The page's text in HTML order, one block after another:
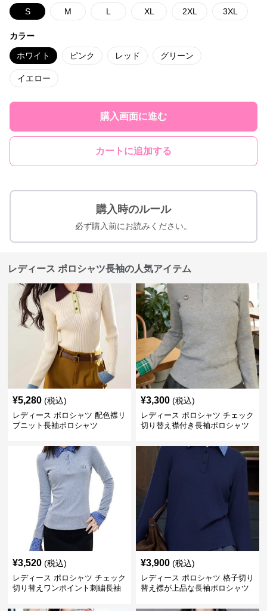
S M L XL 2XL 3XL
カラー
ホワイト ピンク レッド グリーン
イエロー
購入画面に進む
カートに追加する
購入時のルール
必ず購入前にお読みください。
レディース ポロシャツ長袖の人気アイテム
¥5,280 (税込)
レディース ポロシャツ 配色襟リ
ブニット長袖ポロシャツ
¥3,300 (税込)
レディース ポロシャツ チェック
切り替え襟付き長袖ポロシャツ
¥3,520 (税込)
レディース ポロシャツ チェック
切り替えワンポイント刺繍長袖
¥3,900 (税込)
レディース ポロシャツ 格子切り
替え襟が上品な長袖ポロシャツ